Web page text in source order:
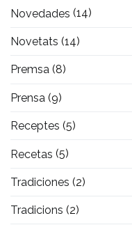
Novedades (14)
Novetats (14)
Premsa (8)
Prensa (9)
Receptes (5)
Recetas (5)
Tradiciones (2)
Tradicions (2)